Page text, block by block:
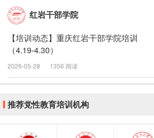
红岩干部学院
【培训动态】重庆红岩干部学院培训
（4.19-4.30）
2026-05-28 1356 阅读
推荐党性教育培训机构